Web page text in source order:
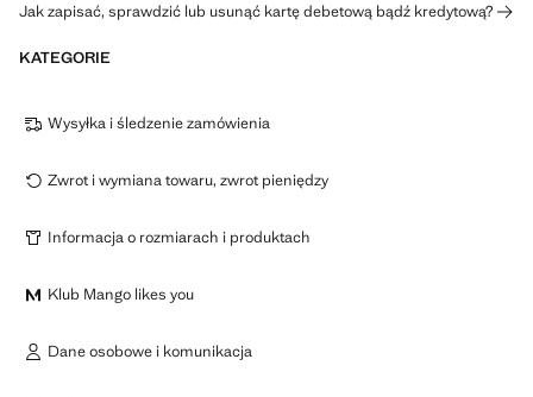
Jak zapisać, sprawdzić lub usunąć kartę debetową bądź kredytową?
KATEGORIE
Wysyłka i śledzenie zamówienia
Zwrot i wymiana towaru, zwrot pieniędzy
Informacja o rozmiarach i produktach
Klub Mango likes you
Dane osobowe i komunikacja